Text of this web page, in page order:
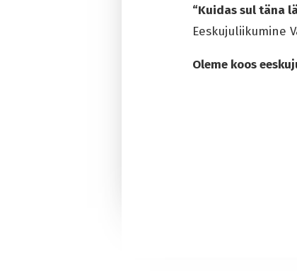
“Kuidas sul täna
Eeskujuliikumine
Oleme koos